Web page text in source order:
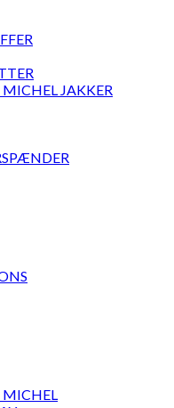
JAKKER
MICHEL